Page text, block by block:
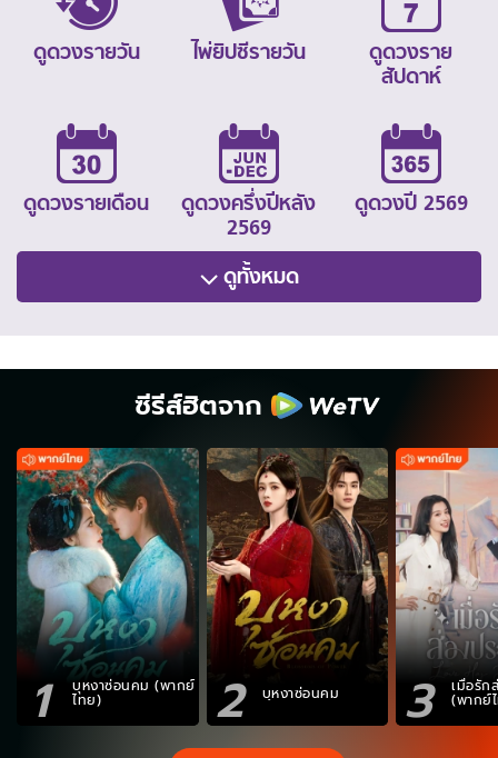
ดูดวงรายวัน ไพ่ยิปซีรายวัน
ดูดวงราย
สัปดาห์
ดูดวงรายเดือน
ดูดวงครึ่งปีหลัง
2569
ดูดวงปี 2569
ดูทั้งหมด
ซีรีส์ฮิตจาก
1 บุหงาซ่อนคม (พากย์
ไทย) 2 บุหงาซ่อนคม 3 เมื่อรัก
(พากย์